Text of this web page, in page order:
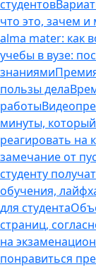
студентов
что это, зачем и
alma mater: как
учебы в вузе:
знаниями
пользы дела
работы
минуты,
реагировать на
замечание от
студенту
обучения,
для студента
страниц,
на
понравиться